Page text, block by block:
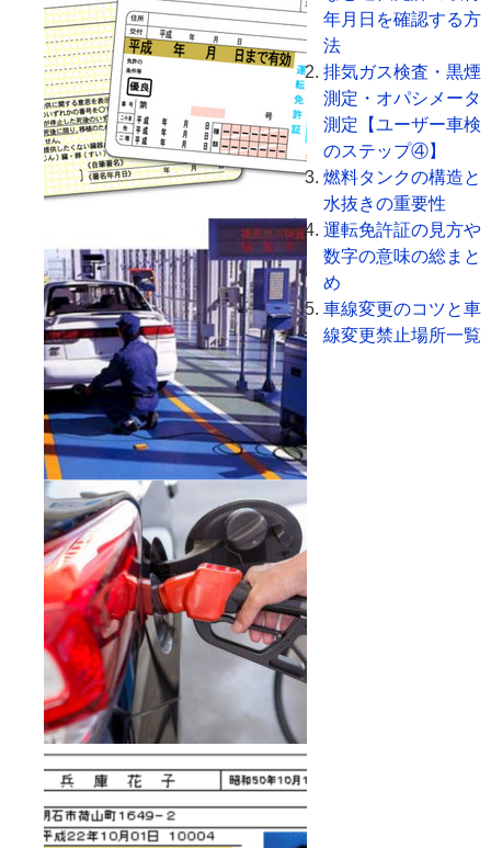
年月日を確認する方
法
排気ガス検査・黒煙
測定・オパシメータ
測定【ユーザー車検
のステップ④】
燃料タンクの構造と
水抜きの重要性
運転免許証の見方や
数字の意味の総まと
め
車線変更のコツと車
線変更禁止場所一覧